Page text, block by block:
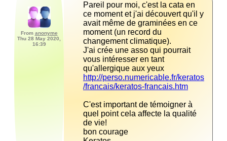
From anonyme
Thu 28 May 2020,
16:39
Pareil pour moi, c'est la cata en
ce moment et j'ai découvert qu'il y
avait même de graminées en ce
moment (un record du
J'ai crée une asso qui pourrait
vous intéresser en tant
http://perso.numericable.fr/keratos
/francais/keratos-francais.htm
C'est important de témoigner à
quel point cela affecte la qualité